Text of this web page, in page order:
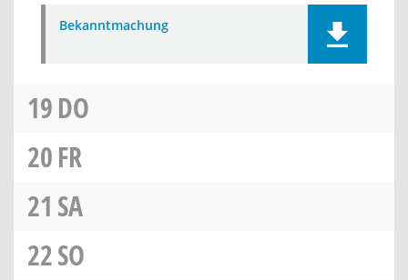
Bekanntmachung
19DO
20FR
21 SA
22SO